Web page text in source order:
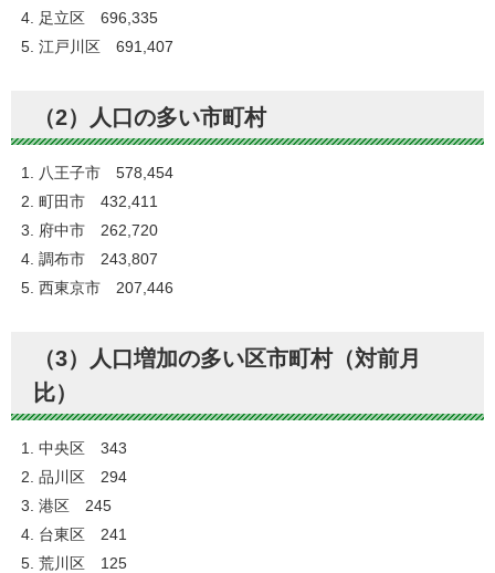
足立区 696,335
江戸川区 691,407
（2）人口の多い市町村
八王子市 578,454
町田市 432,411
府中市 262,720
調布市 243,807
西東京市 207,446
（3）人口増加の多い区市町村（対前月
比）
中央区 343
品川区 294
港区 245
台東区 241
荒川区 125